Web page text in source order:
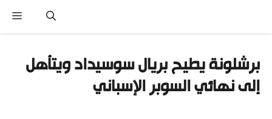
المحتوى
برشلونة يطيح بريال سوسيداد ويتأهل
إلى نهائي السوبر الإسباني